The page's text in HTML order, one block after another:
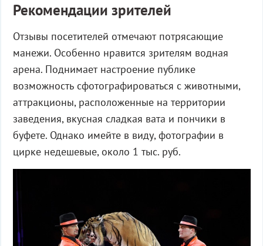
Рекомендации зрителей
Отзывы посетителей отмечают потрясающие
манежи. Особенно нравится зрителям водная
арена. Поднимает настроение публике
возможность сфотографироваться с животными,
аттракционы, расположенные на территории
заведения, вкусная сладкая вата и пончики в
буфете. Однако имейте в виду, фотографии в
цирке недешевые, около 1 тыс. руб.